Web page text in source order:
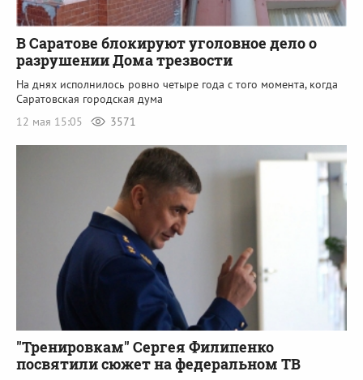
В Саратове блокируют уголовное дело о
разрушении Дома трезвости
На днях исполнилось ровно четыре года с того момента, когда
Саратовская городская дума
12 мая 15:05
3571
"Тренировкам" Сергея Филипенко
посвятили сюжет на федеральном ТВ